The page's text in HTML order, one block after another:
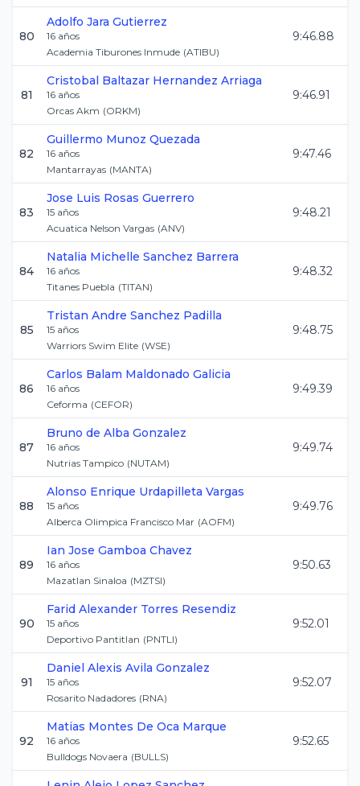
80
Adolfo Jara Gutierrez
16 años
Academia Tiburones Inmude (ATIBU)
9:46.88
81
Cristobal Baltazar Hernandez Arriaga
16 años
Orcas Akm (ORKM)
9:46.91
82
Guillermo Munoz Quezada
16 años
Mantarrayas (MANTA)
9:47.46
83
Jose Luis Rosas Guerrero
15 años
Acuatica Nelson Vargas (ANV)
9:48.21
84
Natalia Michelle Sanchez Barrera
16 años
Titanes Puebla (TITAN)
9:48.32
85
Tristan Andre Sanchez Padilla
15 años
Warriors Swim Elite (WSE)
9:48.75
86
Carlos Balam Maldonado Galicia
16 años
Ceforma (CEFOR)
9:49.39
87
Bruno de Alba Gonzalez
16 años
Nutrias Tampico (NUTAM)
9:49.74
88
Alonso Enrique Urdapilleta Vargas
15 años
Alberca Olimpica Francisco Mar (AOFM)
9:49.76
89
Ian Jose Gamboa Chavez
16 años
Mazatlan Sinaloa (MZTSI)
9:50.63
90
Farid Alexander Torres Resendiz
15 años
Deportivo Pantitlan (PNTLI)
9:52.01
91
Daniel Alexis Avila Gonzalez
15 años
Rosarito Nadadores (RNA)
9:52.07
92
Matias Montes De Oca Marque
16 años
Bulldogs Novaera (BULLS)
9:52.65